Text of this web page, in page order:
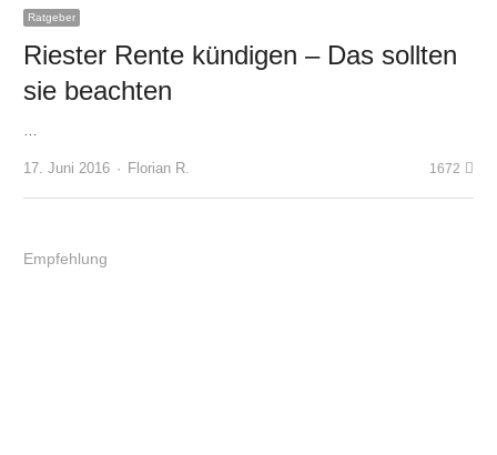
Ratgeber
Riester Rente kündigen – Das sollten
sie beachten
17. Juni 2016 Author
Florian R. 1672
Empfehlung